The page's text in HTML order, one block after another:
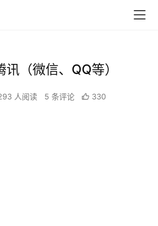
（微信、QQ等）
人阅读 5 条评论 330